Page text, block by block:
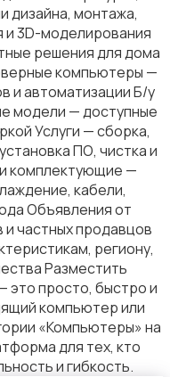
дизайна, монтажа,
и 3D-моделирования
решения для дома
компьютеры —
и автоматизации Б/у
модели — доступные
Услуги — сборка,
ПО, чистка и
и комплектующие —
кабели,
Объявления от
частных продавцов
региону,
Разместить
это просто, быстро и
компьютер или
«Компьютеры» на
для тех, кто
и гибкость.